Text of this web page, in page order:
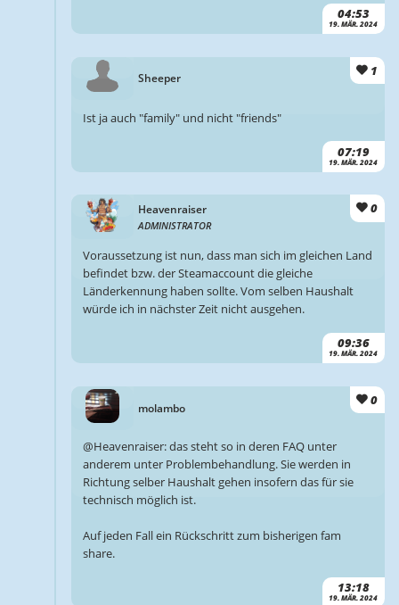
04:53
19. MÄR. 2024
Sheeper 1
07:19
19. MÄR. 2024
Ist ja auch "family" und nicht "friends"
Heavenraiser
ADMINISTRATOR
0
09:36
19. MÄR. 2024
Voraussetzung ist nun, dass man sich im gleichen Land
befindet bzw. der Steamaccount die gleiche
Länderkennung haben sollte. Vom selben Haushalt
würde ich in nächster Zeit nicht ausgehen.
molambo
0
13:18
19. MÄR. 2024
@Heavenraiser: das steht so in deren FAQ unter
anderem unter Problembehandlung. Sie werden in
Richtung selber Haushalt gehen insofern das für sie
technisch möglich ist.
Auf jeden Fall ein Rückschritt zum bisherigen fam
share.